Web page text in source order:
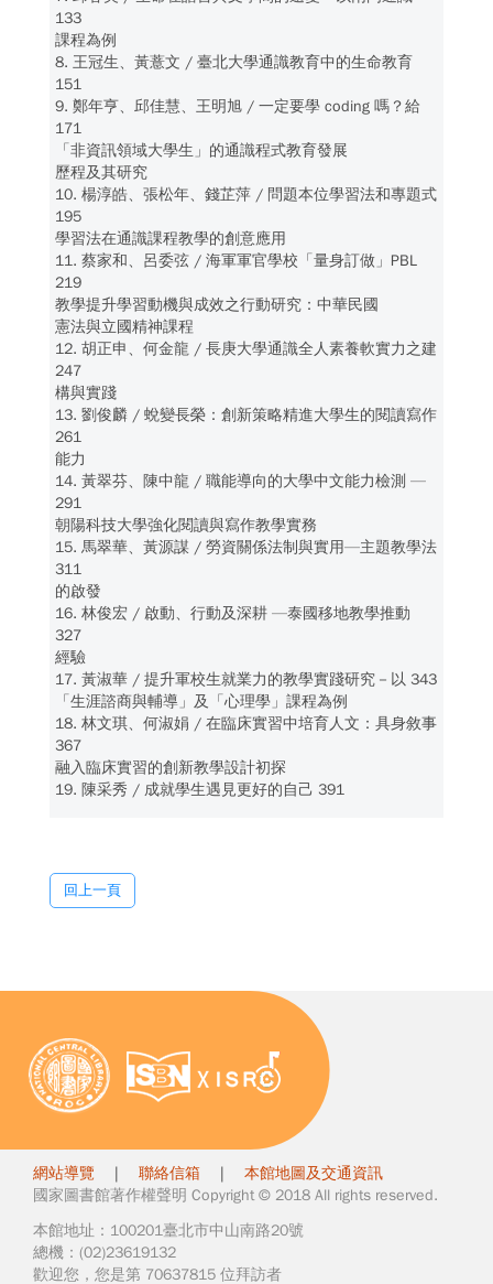
133
課程為例
8. 王冠生、黃薏文 / 臺北大學通識教育中的生命教育
151
9. 鄭年亨、邱佳慧、王明旭 / 一定要學 coding 嗎？給
171
「非資訊領域大學生」的通識程式教育發展
歷程及其研究
10. 楊淳皓、張松年、錢芷萍 / 問題本位學習法和專題式
195
學習法在通識課程教學的創意應用
11. 蔡家和、呂委弦 / 海軍軍官學校「量身訂做」PBL
219
教學提升學習動機與成效之行動研究：中華民國
憲法與立國精神課程
12. 胡正申、何金龍 / 長庚大學通識全人素養軟實力之建
247
構與實踐
13. 劉俊麟 / 蛻變長榮：創新策略精進大學生的閱讀寫作
261
能力
14. 黃翠芬、陳中龍 / 職能導向的大學中文能力檢測 —
291
朝陽科技大學強化閱讀與寫作教學實務
15. 馬翠華、黃源謀 / 勞資關係法制與實用—主題教學法
311
的啟發
16. 林俊宏 / 啟動、行動及深耕 —泰國移地教學推動
327
經驗
17. 黃淑華 / 提升軍校生就業力的教學實踐研究－以 343
「生涯諮商與輔導」及「心理學」課程為例
18. 林文琪、何淑娟 / 在臨床實習中培育人文：具身敘事
367
融入臨床實習的創新教學設計初探
19. 陳采秀 / 成就學生遇見更好的自己 391
回上一頁
網站導覽 | 聯絡信箱 | 本館地圖及交通資訊
國家圖書館著作權聲明 Copyright © 2018 All rights reserved.
本館地址：100201臺北市中山南路20號
總機：(02)23619132
歡迎您，您是第 70637815 位拜訪者